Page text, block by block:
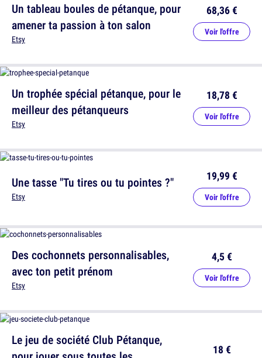
Un tableau boules de pétanque, pour
amener ta passion à ton salon
Etsy
68,36 €
Voir l'offre
Une tasse "Tu tires ou tu pointes ?"
Etsy
19,99 €
Voir l'offre
Le jeu de société Club Pétanque,
18 €
Un trophée spécial pétanque, pour le
meilleur des pétanqueurs
Etsy
18,78 €
Voir l'offre
Des cochonnets personnalisables,
avec ton petit prénom
Etsy
4,5 €
Voir l'offre